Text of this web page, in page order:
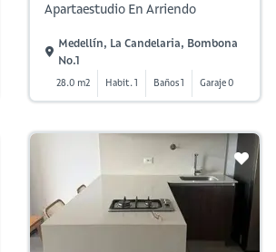
Apartaestudio En Arriendo
Medellín, La Candelaria, Bombona
No.1
28.0 m2 Habit. 1 Baños 1 Garaje 0